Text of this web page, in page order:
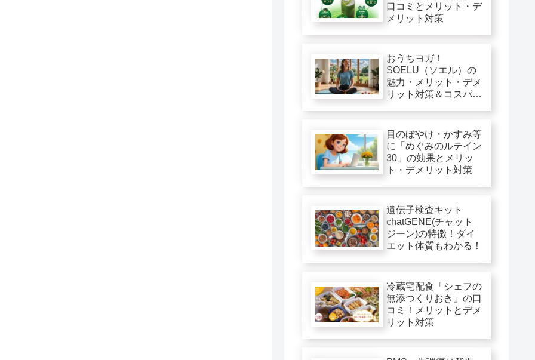
口コミとメリット・デ
メリット対策
おうちヨガ！
SOELU（ソエル）の
魅力・メリット・デメ
リット対策＆コスパ徹
目のぼやけ・かすみ等
に「めぐみのルテイン
30」の効果とメリッ
ト・デメリット対策
遺伝子検査キット
chatGENE(チャット
ジーン)の特徴！ダイ
エット体質もわかる！
冷蔵宅配食「シェフの
無添つくりおき」の口
コミ！メリットとデメ
リット対策